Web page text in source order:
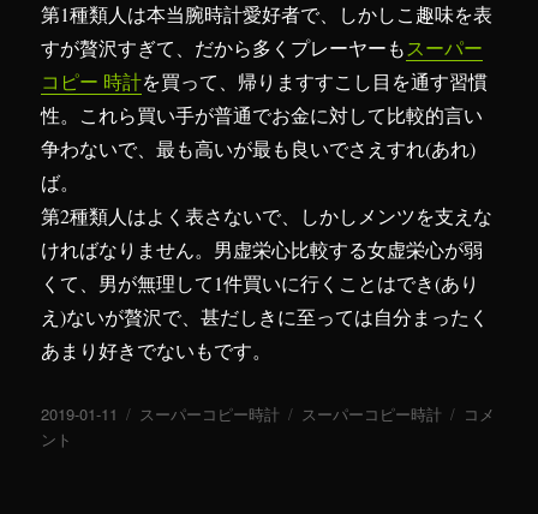
第1種類人は本当腕時計愛好者で、しかしこ趣味を表
すが贅沢すぎて、だから多くプレーヤーもスーパー
コピー 時計を買って、帰りますすこし目を通す習慣
性。これら買い手が普通でお金に対して比較的言い
争わないで、最も高いが最も良いでさえすれ(あれ)
ば。
第2種類人はよく表さないで、しかしメンツを支えな
ければなりません。男虚栄心比較する女虚栄心が弱
くて、男が無理して1件買いに行くことはでき(あり
え)ないが贅沢で、甚だしきに至っては自分まったく
あまり好きでないもです。
投
稿
2019-01-11
カ
スーパーコピー時計
タ
スーパーコピー時計
メ
コメ
ント